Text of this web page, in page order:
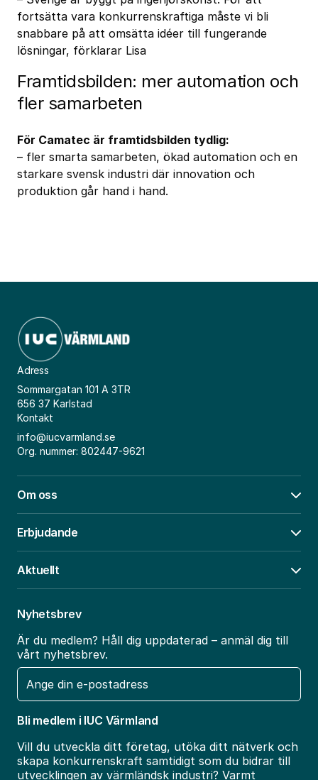
fortsätta vara konkurrenskraftiga måste vi bli
snabbare på att omsätta idéer till fungerande
lösningar, förklarar Lisa
Framtidsbilden: mer automation och
fler samarbeten
För Camatec är framtidsbilden tydlig:
– fler smarta samarbeten, ökad automation och en
starkare svensk industri där innovation och
produktion går hand i hand.
Adress
Sommargatan 101 A 3TR
656 37 Karlstad
Kontakt
info@iucvarmland.se
Org. nummer: 802447-9621
Om oss
Erbjudande
Aktuellt
Nyhetsbrev
Är du medlem? Håll dig uppdaterad – anmäl dig till
vårt nyhetsbrev.
E-
post
Bli medlem i IUC Värmland
Vill du utveckla ditt företag, utöka ditt nätverk och
skapa konkurrenskraft samtidigt som du bidrar till
utvecklingen av värmländsk industri? Varmt